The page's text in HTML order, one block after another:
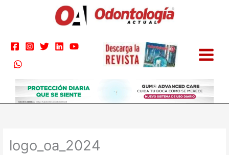
logo_oa_2024